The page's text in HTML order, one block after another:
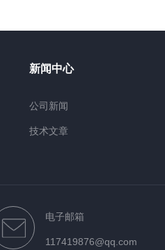
新闻中心
公司新闻
技术文章
电子邮箱
117419876@qq.com